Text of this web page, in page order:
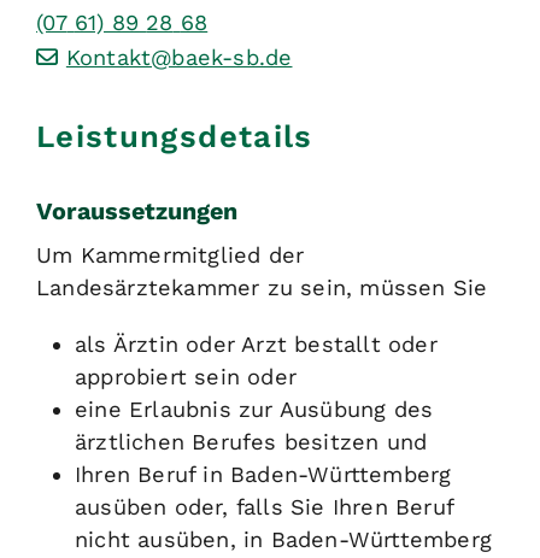
(07 61) 89 28 68
Kontakt@baek-sb.de
Leistungsdetails
Voraussetzungen
Um Kammermitglied der
Landesärztekammer zu sein, müssen Sie
als Ärztin oder Arzt bestallt oder
approbiert sein oder
eine Erlaubnis zur Ausübung des
ärztlichen Berufes besitzen und
Ihren Beruf in Baden-Württemberg
ausüben oder, falls Sie Ihren Beruf
nicht ausüben, in Baden-Württemberg